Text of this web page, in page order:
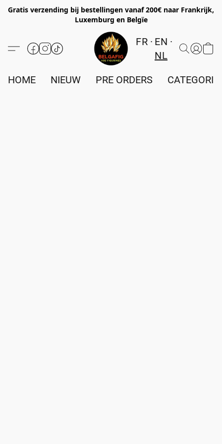
Gratis verzending bij bestellingen vanaf 200€ naar Frankrijk,
Luxemburg en Belgïe
FR
EN
NL
HOME NIEUW PRE ORDERS